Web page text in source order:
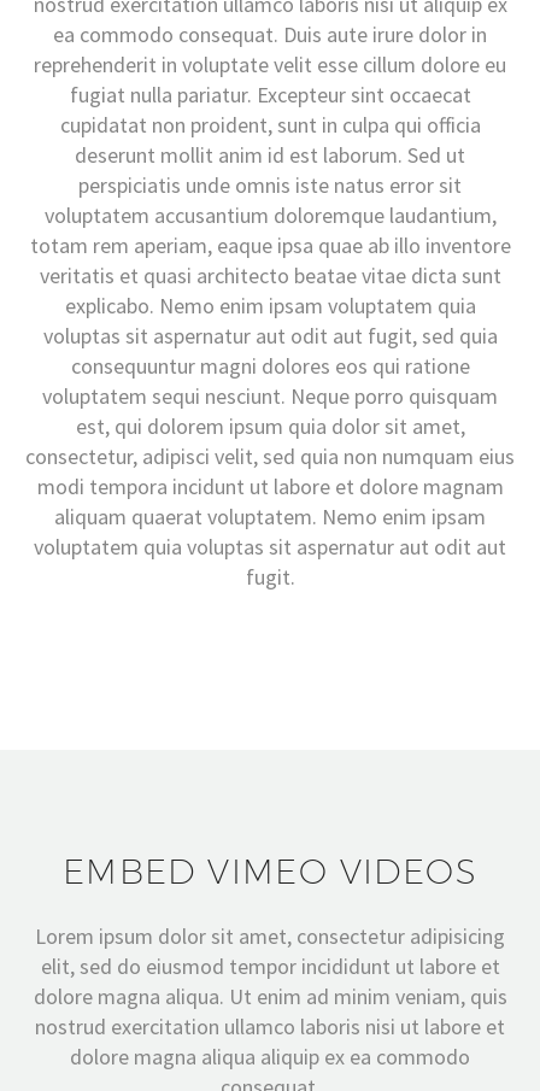
ea commodo consequat. Duis aute irure dolor in
reprehenderit in voluptate velit esse cillum dolore eu
fugiat nulla pariatur. Excepteur sint occaecat
cupidatat non proident, sunt in culpa qui officia
deserunt mollit anim id est laborum. Sed ut
perspiciatis unde omnis iste natus error sit
voluptatem accusantium doloremque laudantium,
totam rem aperiam, eaque ipsa quae ab illo inventore
veritatis et quasi architecto beatae vitae dicta sunt
explicabo. Nemo enim ipsam voluptatem quia
voluptas sit aspernatur aut odit aut fugit, sed quia
consequuntur magni dolores eos qui ratione
voluptatem sequi nesciunt. Neque porro quisquam
est, qui dolorem ipsum quia dolor sit amet,
consectetur, adipisci velit, sed quia non numquam eius
modi tempora incidunt ut labore et dolore magnam
aliquam quaerat voluptatem. Nemo enim ipsam
voluptatem quia voluptas sit aspernatur aut odit aut
fugit.
EMBED VIMEO VIDEOS
Lorem ipsum dolor sit amet, consectetur adipisicing
elit, sed do eiusmod tempor incididunt ut labore et
dolore magna aliqua. Ut enim ad minim veniam, quis
nostrud exercitation ullamco laboris nisi ut labore et
dolore magna aliqua aliquip ex ea commodo